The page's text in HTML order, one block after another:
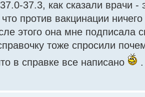
37.3, как сказали врачи -
против вакцинации
этого она мне подписала
тоже спросили
в справке все написано